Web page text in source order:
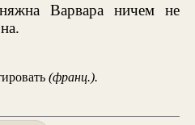
Варвара ничем не
(франц.).